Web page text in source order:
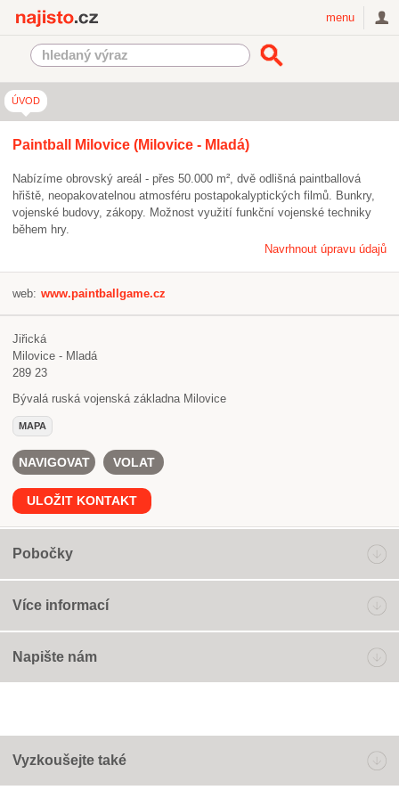
menu
ÚVOD
Paintball Milovice (Milovice - Mladá)
Nabízíme obrovský areál - přes 50.000 m², dvě odlišná paintballová
hřiště, neopakovatelnou atmosféru postapokalyptických filmů. Bunkry,
vojenské budovy, zákopy. Možnost využití funkční vojenské techniky
během hry.
Navrhnout úpravu údajů
web: www.paintballgame.cz
Jiřická
Milovice - Mladá
289 23
Bývalá ruská vojenská základna Milovice
MAPA
NAVIGOVAT VOLAT
ULOŽIT KONTAKT
Pobočky
Více informací
Napište nám
Vyzkoušejte také